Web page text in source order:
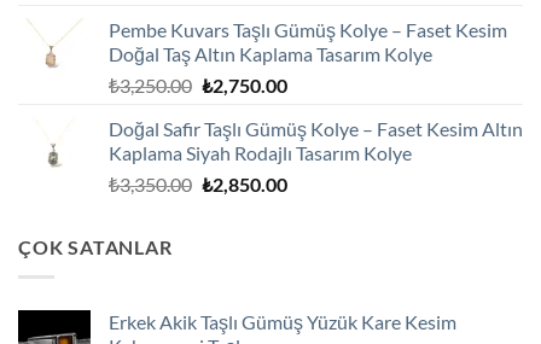
₺2,100.00.fiyat:
₺1,800.00.
Pembe Kuvars Taşlı Gümüş Kolye – Faset Kesim
Doğal Taş Altın Kaplama Tasarım Kolye
₺3,250.00 Orijinal
₺3,250.00.
₺2,750.00Şu
fiyat:
₺2,750.00.
Doğal Safir Taşlı Gümüş Kolye – Faset Kesim Altın
Kaplama Siyah Rodajlı Tasarım Kolye
₺3,350.00 Orijinal
₺2,850.00Şu
ÇOK SATANLAR
Erkek Akik Taşlı Gümüş Yüzük Kare Kesim